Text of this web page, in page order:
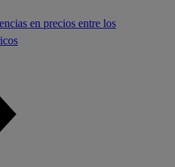
en precios entre los